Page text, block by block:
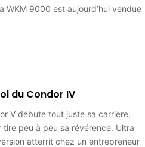
WKM 9000 est aujourd’hui vendue
du Condor IV
V débute tout juste sa carrière,
tire peu à peu sa révérence. Ultra
atterrit chez un entrepreneur